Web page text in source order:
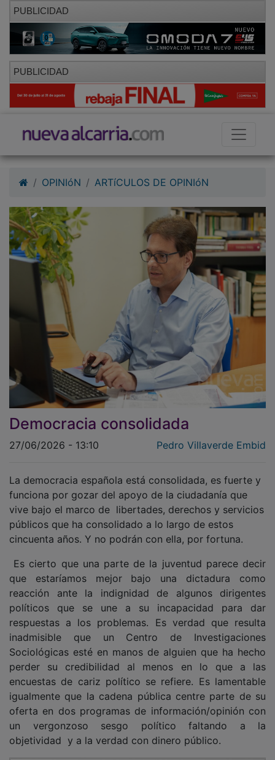
PUBLICIDAD
PUBLICIDAD
Democracia consolidada
funciona por gozar del apoyo de la ciudadanía que
vive bajo el marco de libertades, derechos y servicios
públicos que ha consolidado a lo largo de estos
cincuenta años. Y no podrán con ella, por fortuna.
que estaríamos mejor bajo una dictadura como
reacción ante la indignidad de algunos dirigentes
políticos que se une a su incapacidad para dar
respuestas a los problemas. Es verdad que resulta
inadmisible que un Centro de Investigaciones
Sociológicas esté en manos de alguien que ha hecho
perder su credibilidad al menos en lo que a las
encuestas de cariz político se refiere. Es lamentable
igualmente que la cadena pública centre parte de su
oferta en dos programas de información/opinión con
un vergonzoso sesgo político faltando a la
objetividad y a la verdad con dinero público.